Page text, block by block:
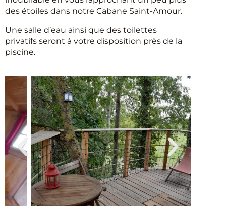
des étoiles dans notre Cabane Saint-Amour.
Une salle d’eau ainsi que des toilettes
privatifs seront à votre disposition près de la
piscine.